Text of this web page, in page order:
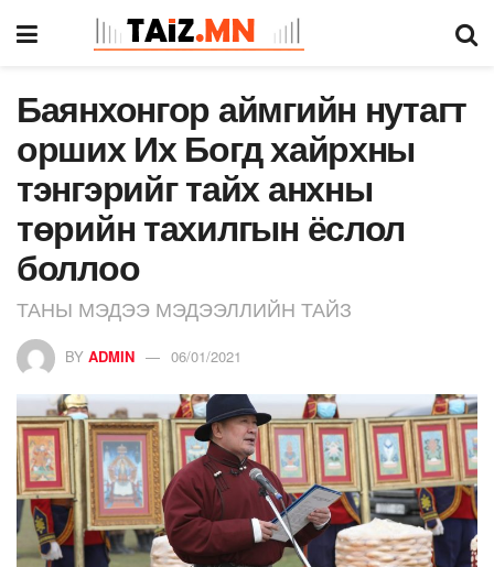
Баянхонгор аймгийн нутагт
орших Их Богд хайрхны
тэнгэрийг тайх анхны
төрийн тахилгын ёслол
боллоо
ТАНЫ МЭДЭЭ МЭДЭЭЛЛИЙН ТАЙЗ
BY ADMIN 06/01/2021